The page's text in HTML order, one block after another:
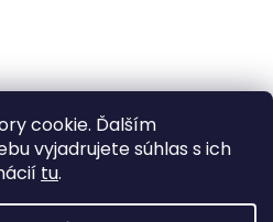
cookie. Ďalším
vyjadrujete súhlas s ich
tu.